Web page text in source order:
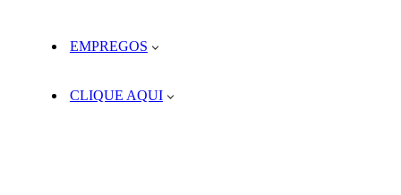
EMPREGOS
CLIQUE AQUI